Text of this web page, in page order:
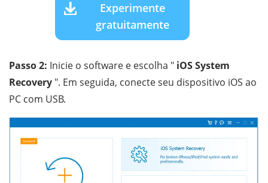
Experimente
gratuitamente
Passo 2: Inicie o software e escolha " iOS System
Recovery ". Em seguida, conecte seu dispositivo iOS ao
PC com USB.